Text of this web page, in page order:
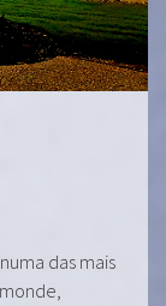
das mais